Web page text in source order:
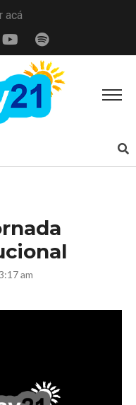
acá
am